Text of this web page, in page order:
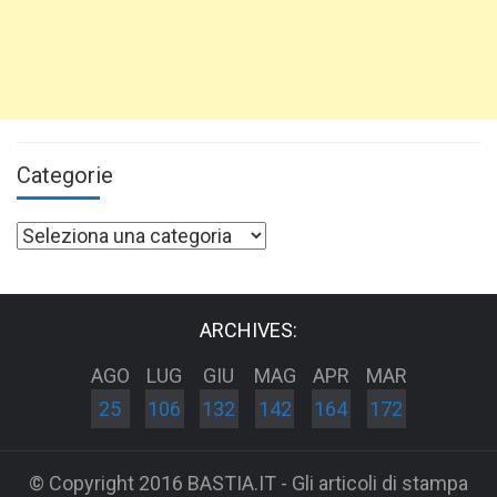
Categorie
Categorie
ARCHIVES:
AGO
25
LUG
106
GIU
132
MAG
142
APR
164
MAR
172
© Copyright 2016 BASTIA.IT - Gli articoli di stampa